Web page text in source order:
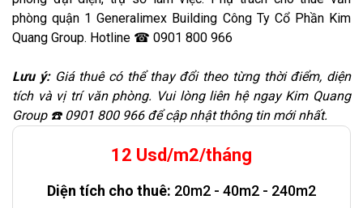
phòng quận 1 Generalimex Building Công Ty Cổ Phần Kim
Quang Group. Hotline ☎ 0901 800 966
Lưu ý:Giá thuê có thể thay đổi theo từng thời điểm, diện
tích và vị trí văn phòng. Vui lòng liên hệ ngay Kim Quang
Group ☎️ 0901 800 966 để cập nhật thông tin mới nhất.
12 Usd/m2/tháng
Diện tích cho thuê: 20m2 - 40m2 - 240m2